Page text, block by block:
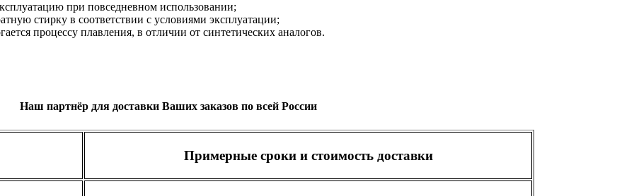
при повседневном использовании;
стирку в соответствии с условиями эксплуатации;
процессу плавления, в отличии от синтетических аналогов.
Наш партнёр для доставки Ваших заказов по всей России
Примерные сроки и стоимость доставки